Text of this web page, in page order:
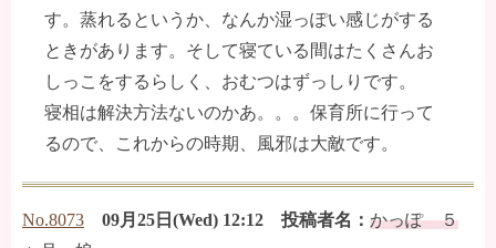
す。蒸れるというか、なんか湿っぽい感じがする
ときがあります。そして寝ている間はたくさんお
しっこをするらしく、おむつはずっしりです。
寝相は解決方法ないのかあ。。。保育所に行って
るので、これからの時期、風邪は大敵です。
No.8073 09月25日(Wed) 12:12 投稿者名： かっぽ ５